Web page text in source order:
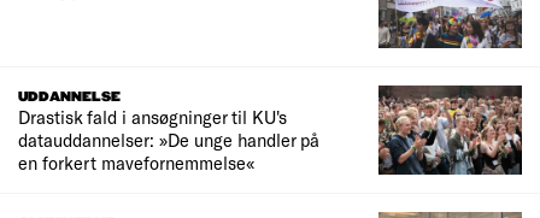
UDDANNELSE
Drastisk fald i ansøgninger til KU's
datauddannelser: »De unge handler på
en forkert mavefornemmelse«